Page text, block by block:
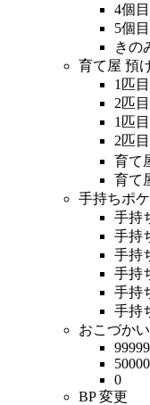
4個目
5個目
きの
育て屋 預
1匹
2匹
1匹
2匹
育て
育て
手持ちポ
手持
手持
手持
手持
手持
手持
おこづか
0
BP 変更